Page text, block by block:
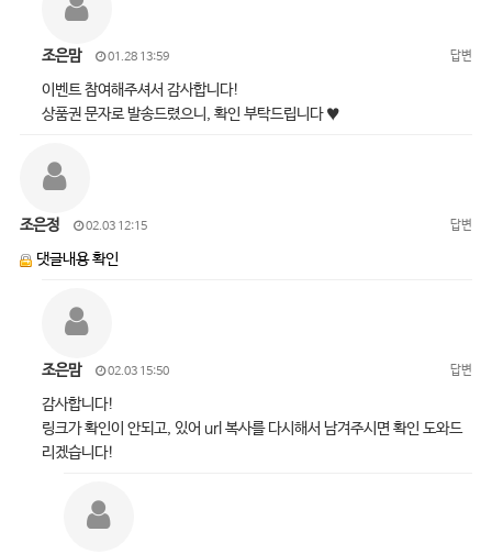
조은맘 01.28 13:59 답변
이벤트 참여해주셔서 감사합니다!
상품권 문자로 발송드렸으니, 확인 부탁드립니다 ♥
조은정 02.03 12:15 답변
댓글내용 확인
조은맘 02.03 15:50 답변
감사합니다!
링크가 확인이 안되고, 있어 url 복사를 다시해서 남겨주시면 확인 도와드
리겠습니다!